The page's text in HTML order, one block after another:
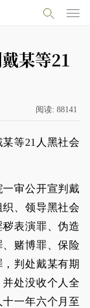
某等21
阅读: 88141
等21人黑社会
一审公开宣判戴
、领导黑社会
表演罪、伪造
赌博罪、保险
判处戴某有期
处没收个人全
一年六个月至